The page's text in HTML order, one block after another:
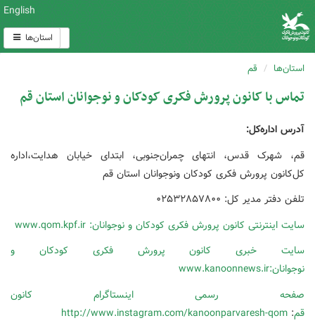
English
استان‌ها
استان‌ها قم
تماس با کانون پرورش فکری کودکان و نوجوانان استان قم
آدرس اداره‌کل:
قم، شهرک قدس، انتهای چمران‌جنوبی، ابتدای خیابان هدایت،اداره
کل‌کانون پرورش فکری کودکان ونوجوانان استان قم
تلفن دفتر مدیر کل: ۰۲۵۳۲۸۵۷۸۰۰
سایت اینترنتی کانون پرورش فکری کودکان و نوجوانان: www.qom.kpf.ir
سایت خبری کانون پرورش فکری کودکان و
نوجوانان:www.kanoonnews.ir
صفحه رسمی اینستاگرام کانون
قم:
http://www.instagram.com/kanoonparvaresh-qom